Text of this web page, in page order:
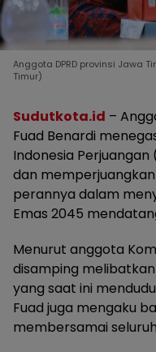
Anggota DPRD provinsi Jawa
Timur)
Sudutkota.id –
Fuad Benardi
Indonesia
dan
perannya dalam
Emas 2045
Menurut anggota
disamping
yang saat ini
Fuad juga mengaku
membersamai